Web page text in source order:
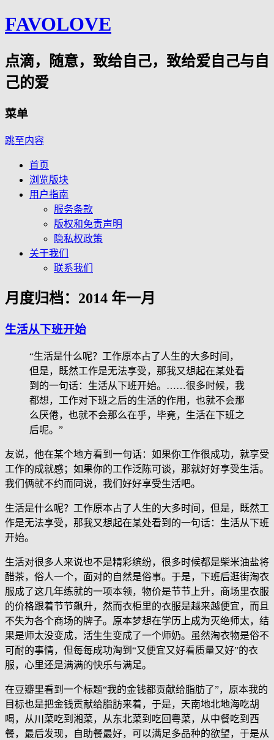
FAVOLOVE
点滴，随意，致给自己，致给爱自己与自
己的爱
菜单
跳至内容
首页
浏览版块
用户指南
服务条款
版权和免责声明
隐私权政策
关于我们
联系我们
月度归档： 2014 年一月
生活从下班开始
“生活是什么呢？工作原本占了人生的大多时间，
但是，既然工作是无法享受，那我又想起在某处看
到的一句话：生活从下班开始。……很多时候，我
都想，工作对下班之后的生活的作用，也就不会那
么厌倦，也就不会那么在乎，毕竟，生活在下班之
后呢。”
友说，他在某个地方看到一句话：如果你工作很成功，就享受
工作的成就感；如果你的工作泛陈可谈，那就好好享受生活。
我们俩就不约而同说，我们好好享受生活吧。
生活是什么呢？工作原本占了人生的大多时间，但是，既然工
作是无法享受，那我又想起在某处看到的一句话：生活从下班
开始。
生活对很多人来说也不是精彩缤纷，很多时候都是柴米油盐将
醋茶，俗人一个，面对的自然是俗事。于是，下班后逛街淘衣
服成了这几年练就的一项本领，物价是节节上升，商场里衣服
的价格跟着节节飙升，然而衣柜里的衣服是越来越便宜，而且
不失为各个商场的牌子。原本梦想在学历上成为灭绝师太，结
果是师太没变成，活生生变成了一个师奶。虽然淘衣物是俗不
可耐的事情，但每每成功淘到“又便宜又好看质量又好”的衣
服，心里还是满满的快乐与满足。
在豆瓣里看到一个标题“我的金钱都贡献给脂肪了”，原本我的
目标也是把金钱贡献给脂肪来着，于是，天南地北地海吃胡
喝，从川菜吃到湘菜，从东北菜到吃回粤菜，从中餐吃到西
餐，最后发现，自助餐最好，可以满足多品种的欲望，于是从